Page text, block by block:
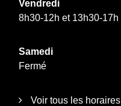
Vendredi
8h30-12h et 13h30-17h
Samedi
Fermé
Voir tous les horaires